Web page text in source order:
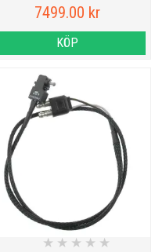
7499.00 kr
KÖP
★ ★ ★ ★ ★